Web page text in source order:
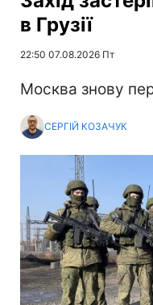
в Грузії
22:50 07.08.2026 Пт
Москва знову
СЕРГІЙ КОЗАЧУК